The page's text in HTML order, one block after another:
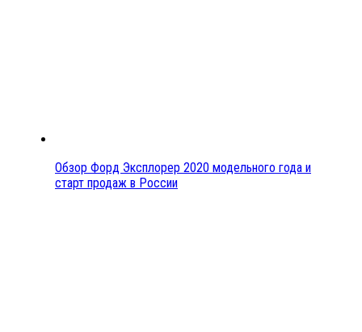
Обзор Форд Эксплорер 2020 модельного года и
старт продаж в России